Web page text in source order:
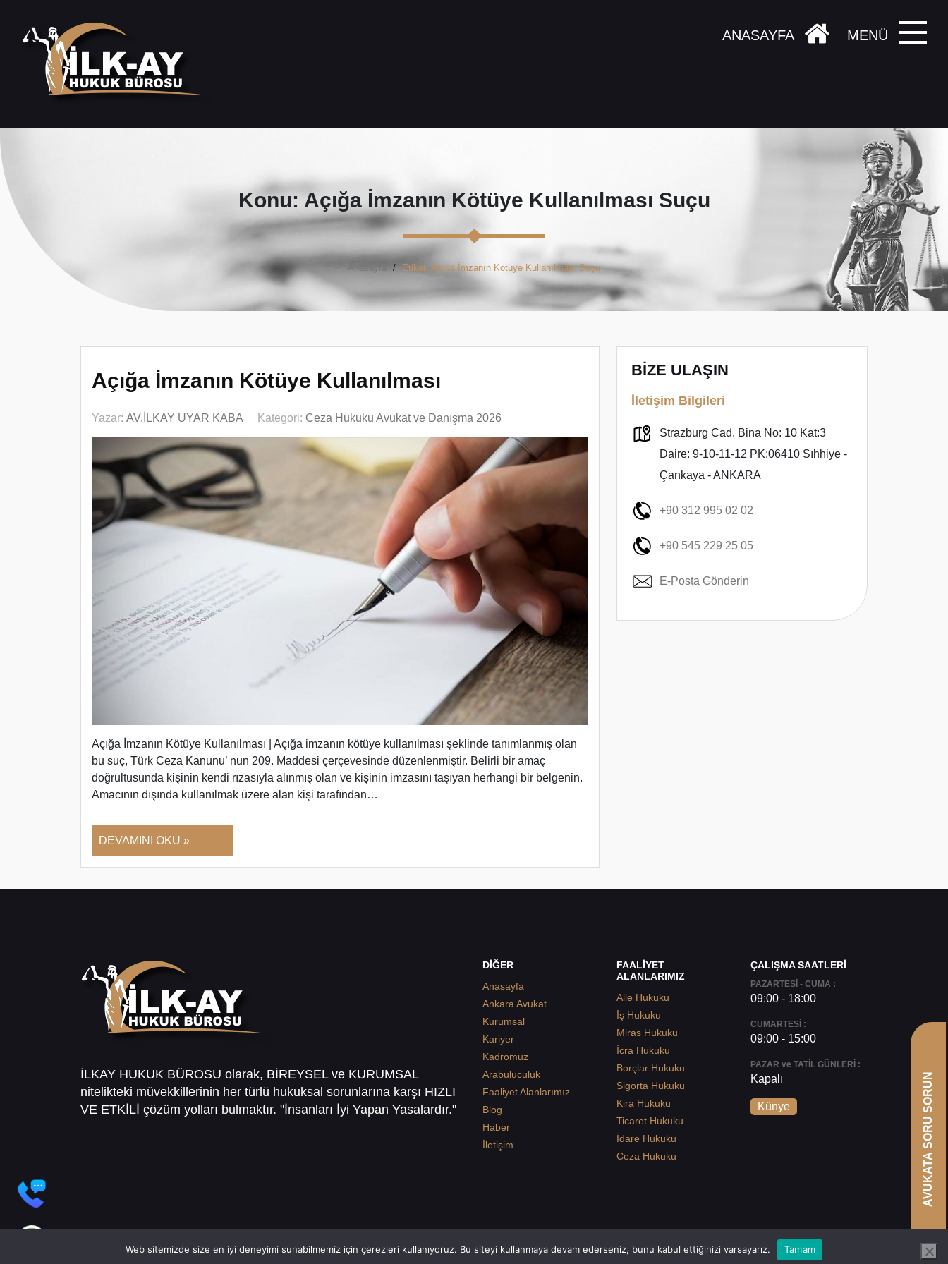
MENÜ
ANASAYFA
Konu: Açığa İmzanın Kötüye Kullanılması Suçu
Anasayfa Etiket: Açığa İmzanın Kötüye Kullanılması Suçu
Açığa İmzanın Kötüye Kullanılması
Yazar: AV.İLKAY UYAR KABA Kategori: Ceza Hukuku Avukat ve Danışma 2026
Açığa İmzanın Kötüye Kullanılması | Açığa imzanın kötüye kullanılması şeklinde tanımlanmış olan
bu suç, Türk Ceza Kanunu’ nun 209. Maddesi çerçevesinde düzenlenmiştir. Belirli bir amaç
doğrultusunda kişinin kendi rızasıyla alınmış olan ve kişinin imzasını taşıyan herhangi bir belgenin.
Amacının dışında kullanılmak üzere alan kişi tarafından…
DEVAMINI OKU »
BİZE ULAŞIN
İletişim Bilgileri
Strazburg Cad. Bina No: 10 Kat:3
Daire: 9-10-11-12 PK:06410 Sıhhiye -
Çankaya - ANKARA
+90 312 995 02 02
+90 545 229 25 05
E-Posta Gönderin
İLKAY HUKUK BÜROSU olarak, BİREYSEL ve KURUMSAL
nitelikteki müvekkillerinin her türlü hukuksal sorunlarına karşı HIZLI
VE ETKİLİ çözüm yolları bulmaktır. "İnsanları İyi Yapan Yasalardır."
DİĞER
Anasayfa
Ankara Avukat
Kurumsal
Kariyer
Kadromuz
Arabuluculuk
Faaliyet Alanlarımız
Blog
Haber
İletişim
FAALİYET
ALANLARIMIZ
Aile Hukuku
İş Hukuku
Miras Hukuku
İcra Hukuku
Borçlar Hukuku
Sigorta Hukuku
Kira Hukuku
Ticaret Hukuku
İdare Hukuku
Ceza Hukuku
ÇALIŞMA SAATLERİ
PAZARTESİ - CUMA :
09:00 - 18:00
CUMARTESİ :
09:00 - 15:00
PAZAR ve TATİL GÜNLERİ :
Kapalı
Künye
Web sitemizde size en iyi deneyimi sunabilmemiz için çerezleri kullanıyoruz. Bu siteyi kullanmaya devam ederseniz, bunu kabul ettiğinizi varsayarız. Tamam
AVUKATA SORU SORUN